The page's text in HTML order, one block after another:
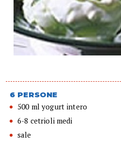
6 PERSONE
500 ml yogurt intero
6-8 cetrioli medi
sale